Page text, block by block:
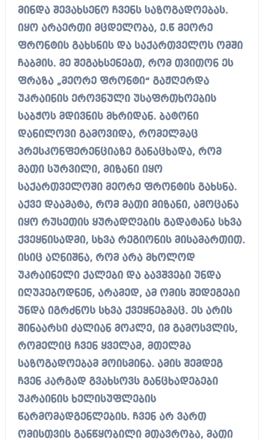
მინდა შევახსენო ჩვენს საზოგადოებას.
იყო არაერთი მცდელობა, ე.წ მეორე
ფრონტის გახსნის და საქართველოს ომში
ჩაბმის. მე შეგახსენებთ, რომ თვითონ ეს
ფრაზა „მეორე ფრონტი“ გაჟღერდა
უკრაინის ეროვნული უსაფრთხოების
საბჭოს მდივნის მხრიდან. ბატონი
დანილოვი გამოვიდა, რომელმაც
პრესკონფერენციაზე განაცხადა, რომ
მათი სურვილი, მიზანი იყო
საქართველოში მეორე ფრონტის გახსნა.
აქვე დაამატა, რომ მათი მიზანი, ამოცანა
იყო რუსეთის ყურადღების გადატანა სხვა
ქვეყნისადმი, სხვა რეგიონის მისამართით.
ისიც აღნიშნა, რომ არა მხოლოდ
უკრაინელი ქალები და ბავშვები უნდა
იღუპებოდნენ, არამედ, ამ ომის შედეგები
უნდა იგრძნოს სხვა ქვეყნებმაც. ეს არის
შინაარსი ძალიან მოკლე, იმ გამოსვლის,
რომელიც ჩვენ ყველამ, მთელმა
საზოგადოებამ მოისმინა. ამის შემდეგ
ჩვენ კარგად გვახსოვს განცხადებები
უკრაინის ხელისუფლების
წარმომადგენლების. ჩვენ არ ვართ
ომისთვის განწყობილი მთავრობა, მათი